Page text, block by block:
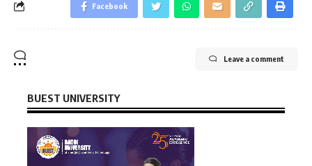
Facebook
Leave a comment
BUEST UNIVERSITY